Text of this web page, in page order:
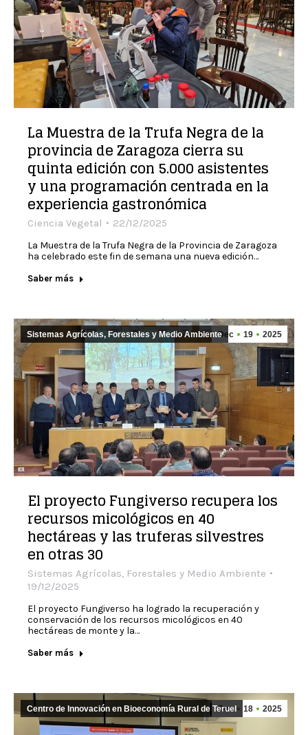
La Muestra de la Trufa Negra de la
provincia de Zaragoza cierra su
quinta edición con 5.000 asistentes
y una programación centrada en la
experiencia gastronómica
Ciencia Vegetal 22/12/2025
La Muestra de la Trufa Negra de la Provincia de Zaragoza
ha celebrado este fin de semana una nueva edición…
Saber más
Dec 19 2025
Sistemas Agrícolas, Forestales y Medio Ambiente
El proyecto Fungiverso recupera los
recursos micológicos en 40
hectáreas y las truferas silvestres
en otras 30
Sistemas Agrícolas, Forestales y Medio Ambiente
19/12/2025
El proyecto Fungiverso ha logrado la recuperación y
conservación de los recursos micológicos en 40
hectáreas de monte y la…
Saber más
Dec 18 2025
Centro de Innovación en Bioeconomía Rural de Teruel